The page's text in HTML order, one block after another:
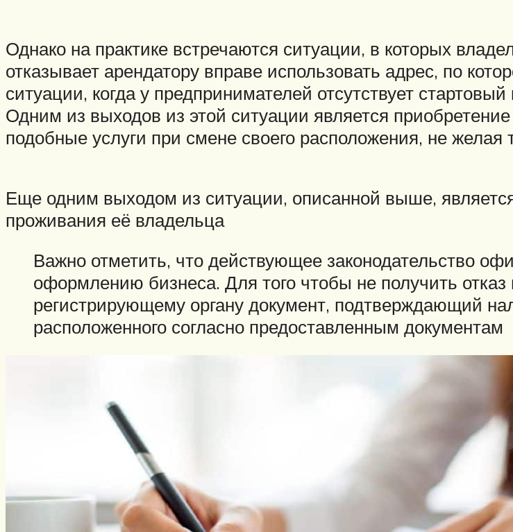
Однако на практике встречаются ситуации, в которых
отказывает арендатору вправе использовать адрес, по
ситуации, когда у предпринимателей отсутствует
Одним из выходов из этой ситуации является
подобные услуги при смене своего расположения, не
Еще одним выходом из ситуации, описанной выше,
проживания её владельца
Важно отметить, что действующее законодательство
оформлению бизнеса. Для того чтобы не получить
регистрирующему органу документ, подтверждающий
расположенного согласно предоставленным документам